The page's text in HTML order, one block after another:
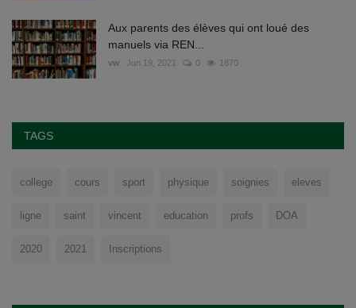
Aux parents des élèves qui ont loué des
manuels via REN...
vw Jun 19, 2021 0 1870
TAGS
college cours sport physique soignies eleves
ligne saint vincent education profs DOA
2020 2021 Inscriptions